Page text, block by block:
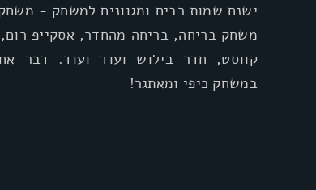
ישנם שמות רבים ומגוונים למשחק -
משחק בריחה, בריחה מהחדר, אסקייפ
קווסט, חדר בילוש ועוד ועוד. דבר
במשחק כיפי ומאתגר!